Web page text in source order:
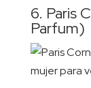
6. Paris
Parfum)